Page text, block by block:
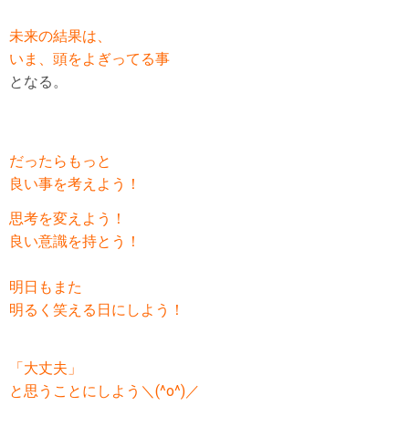
未来の結果は、
いま、頭をよぎってる事
となる。
だったらもっと
良い事を考えよう！
思考を変えよう！
良い意識を持とう！
明日もまた
明るく笑える日にしよう！
「大丈夫」
と思うことにしよう＼(^o^)／